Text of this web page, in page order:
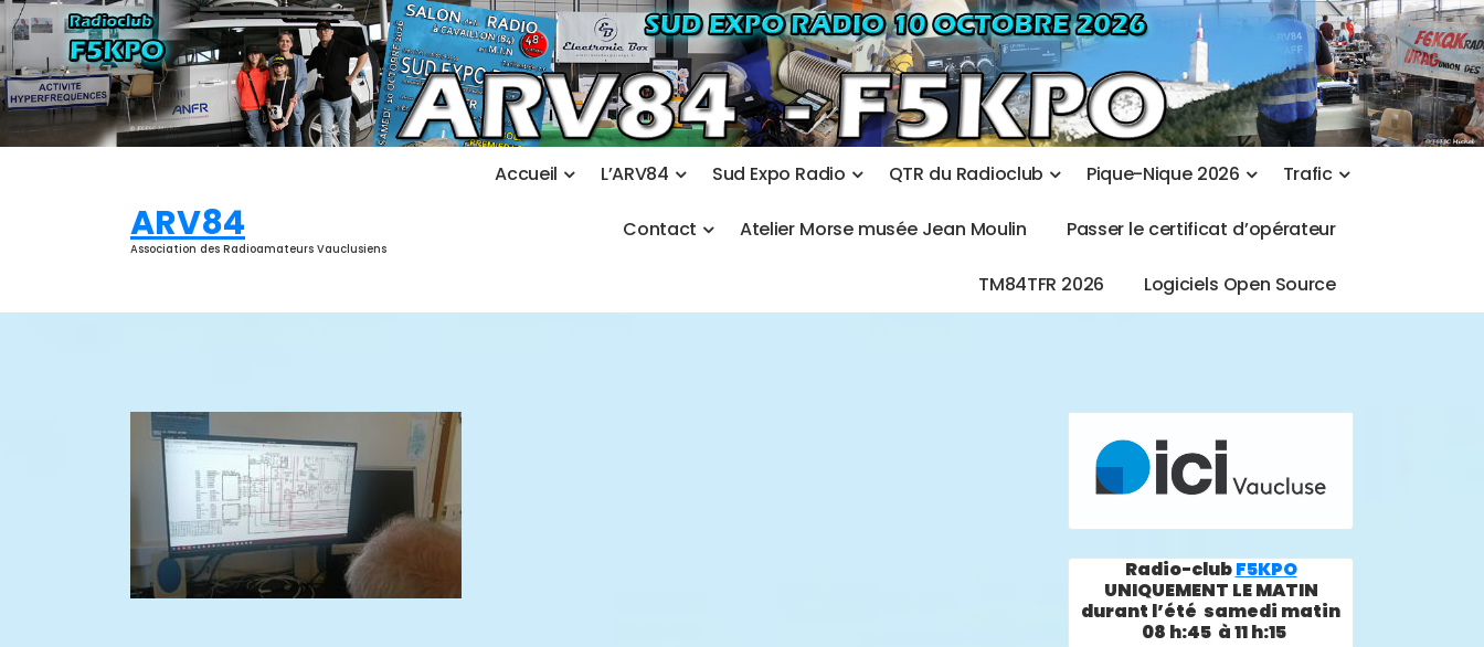
Aller
au
contenu
ARV84
Association des Radioamateurs Vauclusiens
Accueil L’ARV84 Sud Expo Radio QTR du Radioclub Pique-Nique 2026 Trafic
Contact Atelier Morse musée Jean Moulin Passer le certificat d’opérateur
TM84TFR 2026 Logiciels Open Source
Radio-clubF5KPO
UNIQUEMENT LE MATIN
durant l’été samedi matin
08 h:45 à 11 h:15